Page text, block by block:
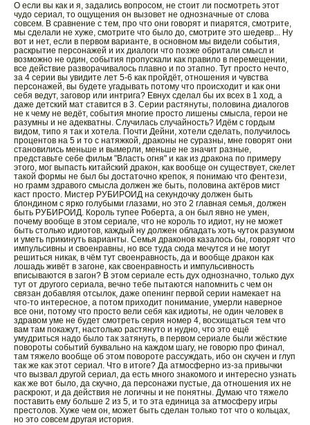
О если вы как и я, задались вопросом, не стоит ли посмотреть этот
чудо сериал, то ощущения он вызовет не однозначные от слова
совсем. В сравнение с тем, про что они говорят и пиарятся, смотрите,
мы сделали не хуже, смотрите что было до, смотрите это шедевр... Ну
вот и нет, если в первом варианте, в основном мы видели события,
раскрытие персонажей и их диалоги что позже обритали смысл и
возможно не один, события пропускали как правило в перемещении,
все действие разворачивалось плавно и по этапно. Тут просто нечто,
за 4 серии вы увидите лет 5-6 как пройдёт, отношения и чувства
персонажей, вы будете угадывать потому что происходит и как они
себя ведут, заговор или интрига? Евнух сделал бы их всех в 1 ход, а
даже детский мат ставится в 3. Серии растянуты, половина диалогов
не к чему не ведёт, события многие просто лишены смысла, герои не
разумны и не адекватны. Случилась случайность? Идём с гордым
видом, типо я так и хотела. Почти Дейни, хотели сделать, получилось
процентов на 5 и то с натяжкой, драконы не суразны, мне говорят они
становились меньше и вымерли, меньше не значит разные,
представьте себе фильм "Власть огня" и как из дракона по примеру
этого, мог выпасть китайский дракон, как вообще он существует, скелет
такой формы не был бы достаточно крепок, я понимаю что фентези,
но грамм здравого смысла должен же быть, половина актёров мист
каст просто. Мистер РУБИРОИД на секундочку должен быть
блондином с ярко голубыми глазами, но это 2 главная семья, должен
быть РУБИРОИД. Король тупее Роберта, а он был явно не умен,
почему вообще в этом сериале, что не король то идиот, ну не может
быть столько идиотов, каждый ну должен обладать хоть чуток разумом
и уметь прикинуть варианты. Семья драконов казалось бы, говорят что
импульсивны и своенравны, но все туда сюда мечутся и не могут
решиться никак, в чём тут своенравность, да и вообще дракон как
лошадь живёт в загоне, как своенравность и импульсивность
вписываются в загон? В этом сериале есть дух однозначно, только дух
тут от другого сериала, вечно тебе пытаются напомнить с чем он
связан добавляя отсылок, даже опенинг первой серии намекает на
что-то интересное, а потом приходит понимание, умерли наверное
все они, потому что просто вели себя как идиоты, не один человек в
здравом уме не будет смотреть серия номер 4, восхищаться тем что
вам там покажут, настолько растянуто и нудно, что это ещё
умудриться надо было так затянуть, в первом сериале были жёсткие
повороты событий буквально на каждом шагу, не говорю про финал,
там тяжело вообще об этом повороте рассуждать, ибо он скучен и глуп
так же как этот сериал. Что в итоге? Да атмосферно из-за привычки
что вызвал другой сериал, да есть много знакомого и интересно узнать
как же вот было, да скучно, да персонажи пустые, да отношения их не
раскроют, и да действия не логичны и не понятны. Думаю что тяжело
поставить ему больше 2 из 5, и то эта единица за атмосферу игры
престолов. Хуже чем он, может быть сделан только тот что о кольцах,
но это совсем другая история.